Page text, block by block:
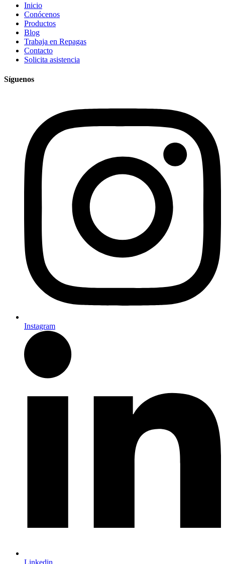
Inicio
Conócenos
Productos
Blog
Trabaja en Repagas
Contacto
Solicita asistencia
Síguenos
Instagram